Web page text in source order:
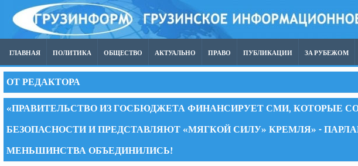
ГЛАВНАЯ ПОЛИТИКА ОБЩЕСТВО АКТУАЛЬНО ПРАВО ПУБЛИКАЦИИ ЗА РУБЕЖОМ
ОТ РЕДАКТОРА
«ПРАВИТЕЛЬСТВО ИЗ ГОСБЮДЖЕТА ФИНАНСИРУЕТ СМИ, КОТОРЫЕ
БЕЗОПАСНОСТИ И ПРЕДСТАВЛЯЮТ «МЯГКОЙ СИЛУ» КРЕМЛЯ» -
МЕНЬШИНСТВА ОБЪЕДИНИЛИСЬ!